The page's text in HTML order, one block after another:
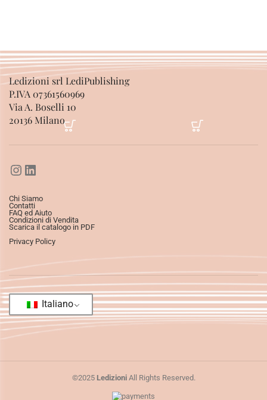
Ledizioni srl LediPublishing
P.IVA 07361560969
Via A. Boselli 10
20136 Milano
Chi Siamo
Contatti
FAQ ed Aiuto
Condizioni di Vendita
Scarica il catalogo in PDF
Privacy Policy
Italiano
©2025 LedizioniAll Rights Reserved.